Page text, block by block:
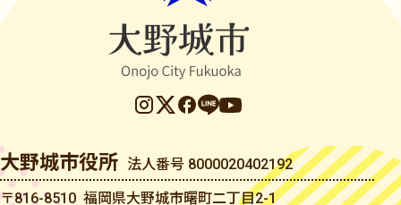
大野城市役所 法人番号 8000020402192
〒816-8510 福岡県大野城市曙町二丁目2-1